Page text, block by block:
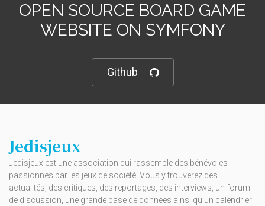
OPEN SOURCE BOARD GAME
WEBSITE ON SYMFONY
Github
Jedisjeux
Jedisjeux est une association qui rassemble des bénévoles
passionnés par les jeux de société. Vous y trouverez des
actualités, des critiques, des reportages, des interviews, un forum
de discussion, une grande base de données ainsi qu’un calendrier